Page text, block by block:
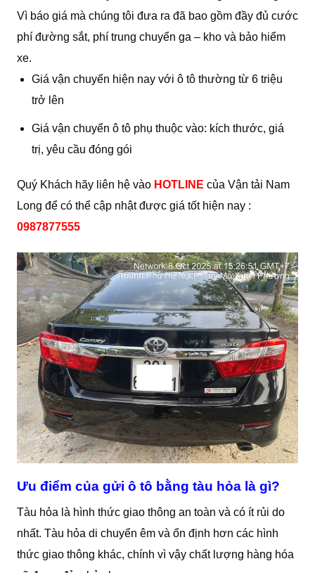
Vì báo giá mà chúng tôi đưa ra đã bao gồm đầy đủ cước
phí đường sắt, phí trung chuyển ga – kho và bảo hiểm
xe.
Giá vận chuyển hiện nay với ô tô thường từ 6 triệu
trở lên
Giá vận chuyển ô tô phụ thuộc vào: kích thước, giá
trị, yêu cầu đóng gói
Quý Khách hãy liên hệ vào HOTLINE của Vận tải Nam
Long để có thể cập nhật được giá tốt hiện nay :
0987877555
Ưu điểm của gửi ô tô bằng tàu hỏa là gì?
Tàu hỏa là hình thức giao thông an toàn và có ít rủi do
nhất. Tàu hỏa di chuyển êm và ổn định hơn các hình
thức giao thông khác, chính vì vậy chất lượng hàng hóa